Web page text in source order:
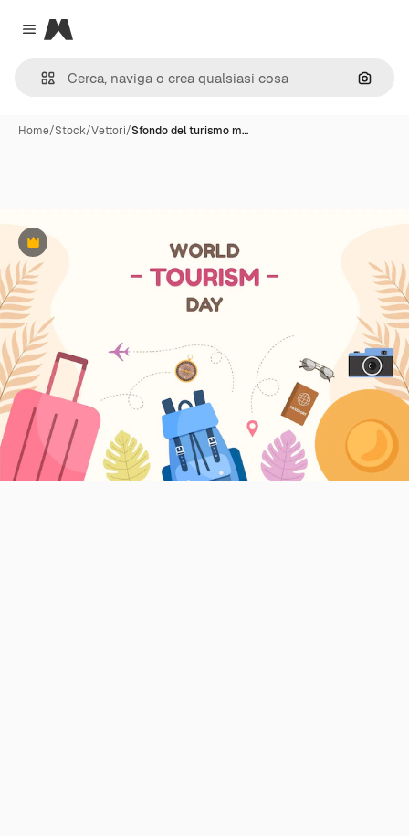
Close menu
Magnific
Cerca
Home/Stock/Vettori/Sfondo del turismo m…
Premium